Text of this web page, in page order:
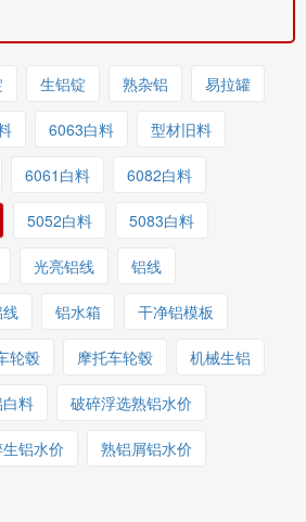
生铝锭 熟杂铝 易拉罐
6063白料 型材旧料
6061白料 6082白料
5052白料 5083白料
光亮铝线 铝线
铝水箱 干净铝模板
轮毂 摩托车轮毂 机械生铝
料 破碎浮选熟铝水价
铝水价 熟铝屑铝水价